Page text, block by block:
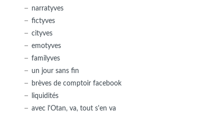
narratyves
fictyves
cityves
emotyves
familyves
un jour sans fin
brèves de comptoir facebook
liquidités
avec l'Otan, va, tout s'en va